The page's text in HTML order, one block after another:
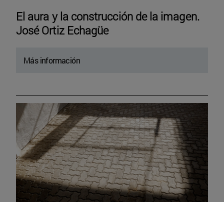
El aura y la construcción de la imagen.
José Ortiz Echagüe
Más información